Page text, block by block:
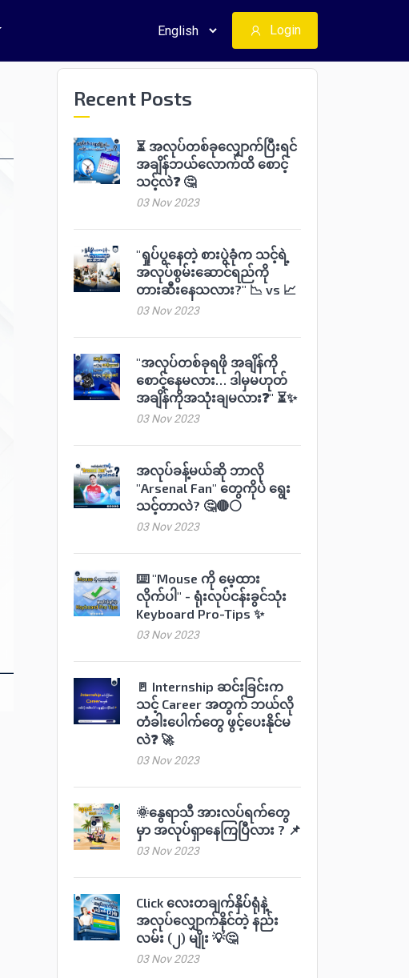
Login
Recent Posts
⏳ အလုပ်တစ်ခုလျှောက်ပြီးရင်
အချိန်ဘယ်လောက်ထိ စောင့်
သင့်လဲ❓ 🤔
03 Nov 2023
"ရှုပ်ပွနေတဲ့ စားပွဲခုံက သင့်ရဲ့
အလုပ်စွမ်းဆောင်ရည်ကို
တားဆီးနေသလား?" 📉 vs 📈
03 Nov 2023
"အလုပ်တစ်ခုရဖို အချိန်ကို
စောင့်နေမလား… ဒါမှမဟုတ်
အချိန်ကိုအသုံးချမလား❓" ⏳✨
03 Nov 2023
အလုပ်ခန့်မယ်ဆို ဘာလို
"Arsenal Fan" တွေကိုပဲ ရွေး
သင့်တာလဲ? 🤔🔴⚪️
03 Nov 2023
⌨️ "Mouse ကို မေ့ထား
လိုက်ပါ" - ရုံးလုပ်ငန်းခွင်သုံး
Keyboard Pro-Tips ✨
03 Nov 2023
🚪 Internship ဆင်းခြင်းက
သင့် Career အတွက် ဘယ်လို
တံခါးပေါက်တွေ ဖွင့်ပေးနိုင်မ
လဲ❓ 🚀
03 Nov 2023
🌞နွေရာသီ အားလပ်ရက်တွေ
မှာ အလုပ်ရှာနေကြပြီလား ? 📌
03 Nov 2023
Click လေးတချက်နှိပ်ရုံနဲ့
အလုပ်လျှောက်နိုင်တဲ့ နည်း
လမ်း (၂) မျိုး 💡🤔
03 Nov 2023